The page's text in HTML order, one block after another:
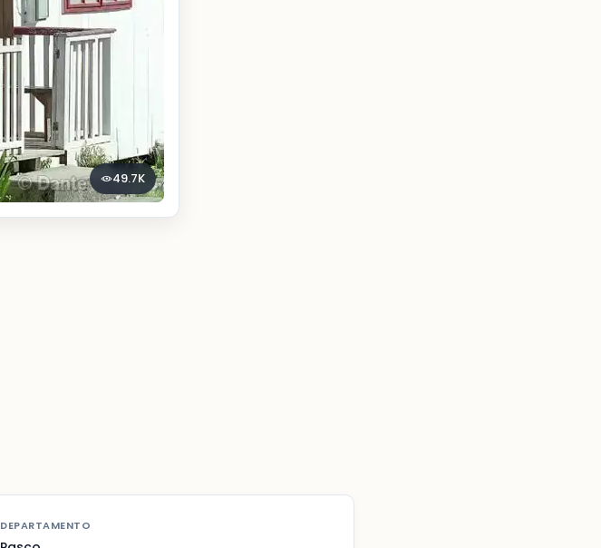
49.7K
DEPARTAMENTO